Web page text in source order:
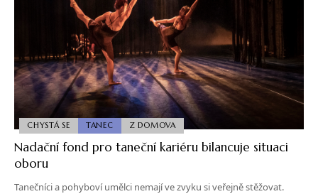
CHYSTÁ SE TANEC Z DOMOVA
Nadační fond pro taneční kariéru bilancuje situaci
oboru
Tanečníci a pohyboví umělci nemají ve zvyku si veřejně stěžovat.